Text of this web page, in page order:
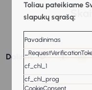
Toliau pateikiame
slapukų sąrašą:
Pavadinimas
cf_chl_1
cf_chl_prog
CookieConsent
Dalintis: